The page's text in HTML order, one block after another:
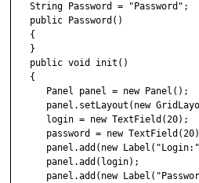
   String Password = "Password";
   public Password()
   {
   }
   public void init()
   {
      Panel panel = new Panel();
panel.setLayout(new
      login = new TextField(20);
password = new
panel.add(new
      panel.add(login);
panel.add(new